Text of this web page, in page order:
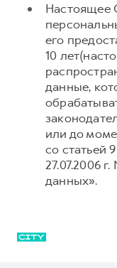
Настоящее
его
10
данные,
или до
со статьей
27.07.2006
данных».